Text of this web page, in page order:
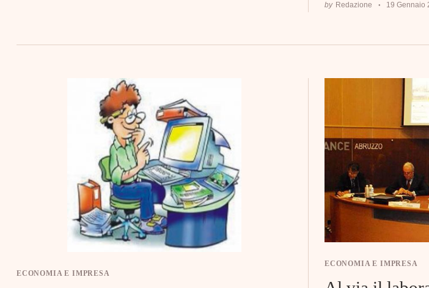
by Redazione 19 Gennaio
ECONOMIA E IMPRESA
ECONOMIA E IMPRESA